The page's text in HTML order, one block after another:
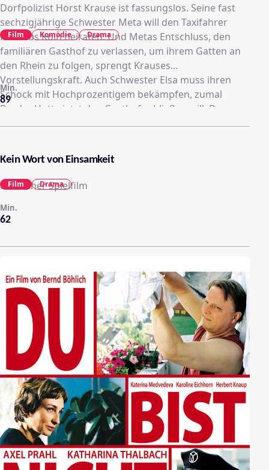
Dorfpolizist Horst Krause ist fassungslos. Seine fast
sechzigjährige Schwester Meta will den Taxifahrer
Rudi aus Köln heiraten. Und Metas Entschluss, den
familiären Gasthof zu verlassen, um ihrem Gatten an
den Rhein zu folgen, sprengt Krauses
Vorstellungskraft. Auch Schwester Elsa muss ihren
Schock mit Hochprozentigem bekämpfen, zumal
Bruder Hotte jetzt den Gasthof schließen will. Der
Familiensegen hängt schief, und die Braut verliert die
schönste Tag in ihrem Leben werden...
89
Min.
Film Komödie Drama
Kein Wort von Einsamkeit
deutscher Spielfilm
62
Min.
Film Drama